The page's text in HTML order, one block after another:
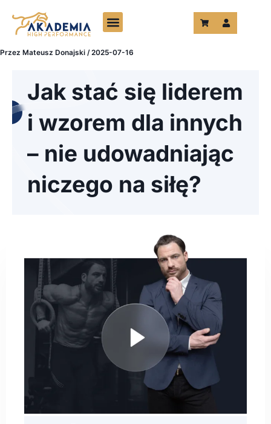
treści
Przez Mateusz Donajski /2025-07-16
Jak stać się liderem
i wzorem dla innych
– nie udowadniając
niczego na siłę?